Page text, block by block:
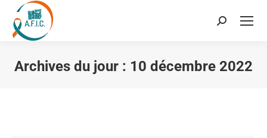
Recherche
Archives du jour : 10 décembre 2022